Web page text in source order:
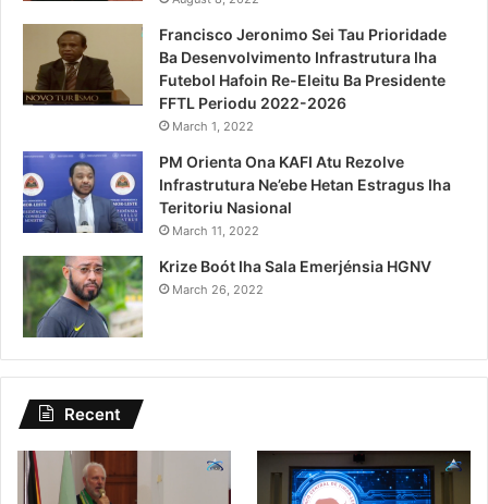
Francisco Jeronimo Sei Tau Prioridade
Ba Desenvolvimento Infrastrutura Iha
Futebol Hafoin Re-Eleitu Ba Presidente
FFTL Periodu 2022-2026
March 1, 2022
PM Orienta Ona KAFI Atu Rezolve
Infrastrutura Ne’ebe Hetan Estragus Iha
Teritoriu Nasional
March 11, 2022
Krize Boót Iha Sala Emerjénsia HGNV
March 26, 2022
Recent